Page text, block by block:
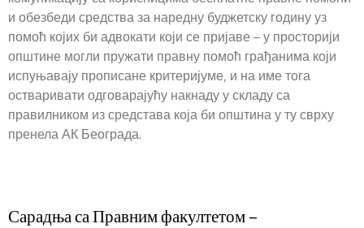
и обезбеди средства за наредну буджетску годину уз
помоћ којих би адвокати који се пријаве – у просторији
општине могли пружати правну помоћ грађанима који
испуњавају прописане критеријуме, и на име тога
остваривати одговарајућу накнаду у складу са
правилником из средстава која би општина у ту сврху
пренела АК Београда.
Сарадња са Правним факултетом –